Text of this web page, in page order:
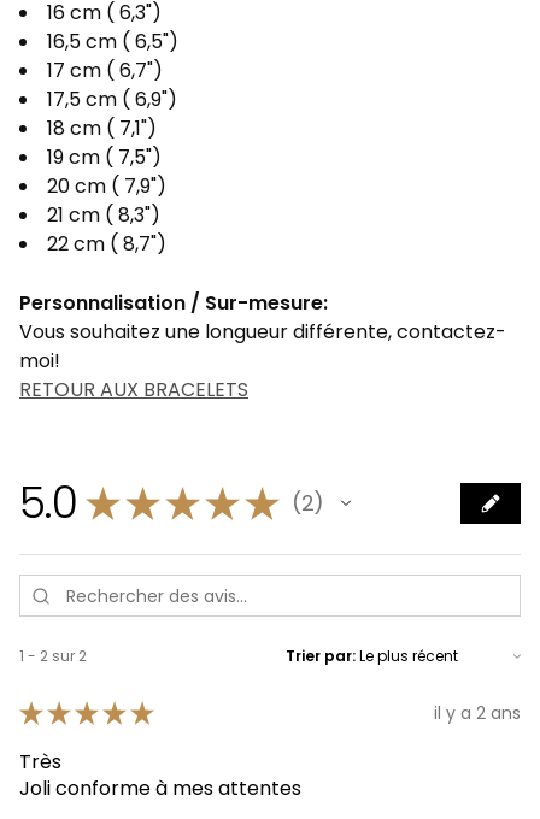
16 cm ( 6,3")
16,5 cm ( 6,5")
17 cm ( 6,7")
17,5 cm ( 6,9")
18 cm ( 7,1")
19 cm ( 7,5")
20 cm ( 7,9")
21 cm ( 8,3")
22 cm ( 8,7")
Personnalisation / Sur-mesure:
Vous souhaitez une longueur différente, contactez-
moi!
RETOUR AUX BRACELETS
5.0 ★★★★★ 2
2
1 - 2 sur 2 Trier par:
★★★★★ il y a 2 ans
Très
Joli conforme à mes attentes